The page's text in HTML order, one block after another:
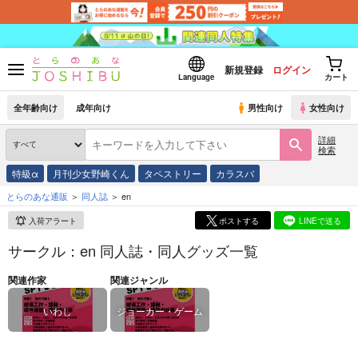
Language
新規登録 ログイン
カート
全年齢向け 成年向け 男性向け 女性向け
詳細
検索
特級α 月刊少女野崎くん タペストリー カラスバ
とらのあな通販 同人誌 en
入荷アラート ポストする LINEで送る
サークル：en 同人誌・同人グッズ一覧
関連作家
いわし
関連ジャンル
ジョーカー・ゲーム